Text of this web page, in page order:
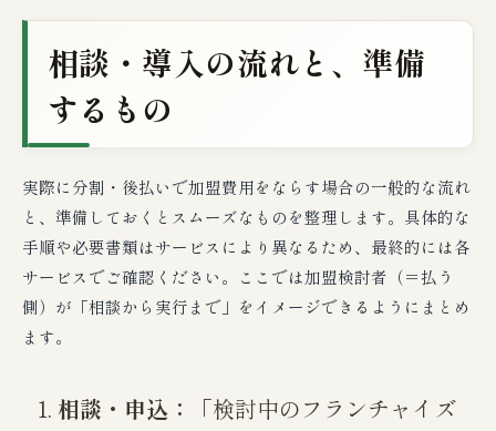
相談・導入の流れと、準備
するもの
実際に分割・後払いで加盟費用をならす場合の一般的な流れ
と、準備しておくとスムーズなものを整理します。具体的な
手順や必要書類はサービスにより異なるため、最終的には各
サービスでご確認ください。ここでは加盟検討者（＝払う
側）が「相談から実行まで」をイメージできるようにまとめ
ます。
相談・申込：
「検討中のフランチャイズ